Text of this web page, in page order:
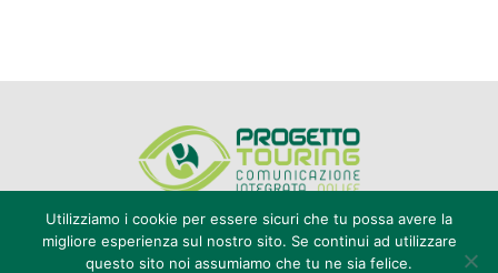
Utilizziamo i cookie per essere sicuri che tu possa avere la
migliore esperienza sul nostro sito. Se continui ad utilizzare
questo sito noi assumiamo che tu ne sia felice.